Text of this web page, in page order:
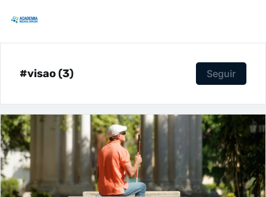
#visao (3) Seguir